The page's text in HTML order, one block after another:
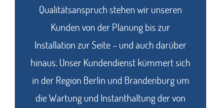
Qualitätsanspruch stehen wir unseren
Kunden von der Planung bis zur
Installation zur Seite – und auch darüber
hinaus. Unser Kundendienst kümmert sich
in der Region Berlin und Brandenburg um
die Wartung und Instanthaltung der von